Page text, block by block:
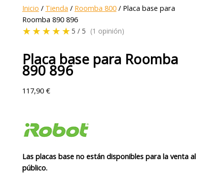
Inicio / Tienda / Roomba 800 / Placa base para
Roomba 890 896
★★★★★ 5 / 5 (1 opinión)
Placa base para Roomba
890 896
117,90€
Las placas base no están disponibles para la venta al
público.